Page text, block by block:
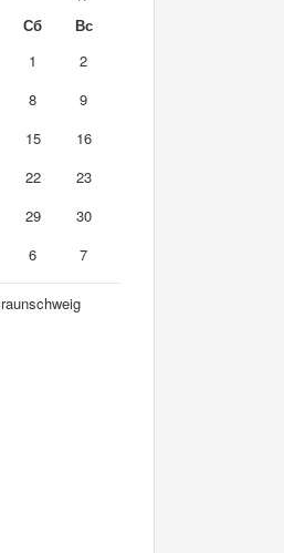
Сб
Вс
1
2
8
9
15
16
22
23
29
30
6 7